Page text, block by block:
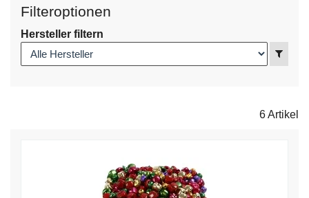
Filteroptionen
Hersteller filtern
6 Artikel